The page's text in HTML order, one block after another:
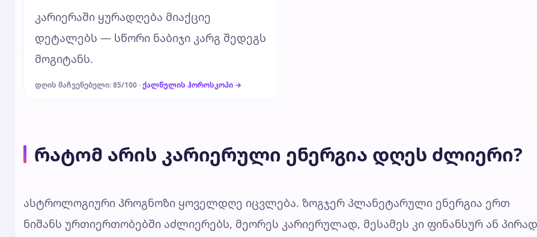
კარიერაში ყურადღება მიაქციე
დეტალებს — სწორი ნაბიჯი კარგ შედეგს
მოგიტანს.
დღის მაჩვენებელი: 85/100 ·ქალწულის ჰოროსკოპი →
რატომ არის კარიერული ენერგია დღეს ძლიერი?
ასტროლოგიური პროგნოზი ყოველდღე იცვლება. ზოგჯერ პლანეტარული ენერგია ერთ
ნიშანს ურთიერთობებში აძლიერებს, მეორეს კარიერულად, მესამეს კი ფინანსურ ან პირად